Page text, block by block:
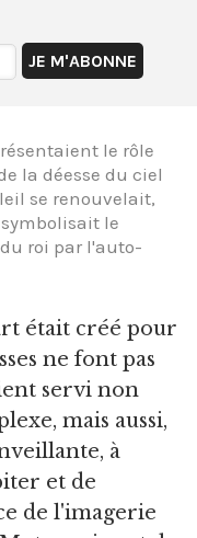
le rôle
la déesse du ciel
se renouvelait,
le
roi par l'auto-
était créé pour
ne font pas
servi non
mais aussi,
à
et de
de l'imagerie